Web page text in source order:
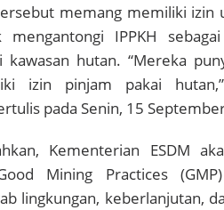
memang memiliki izin
mengantongi IPPKH
kawasan hutan. “Mereka
izin pinjam pakai
pada Senin, 15
Kementerian ESDM
Mining Practices
lingkungan, keberlanjutan,